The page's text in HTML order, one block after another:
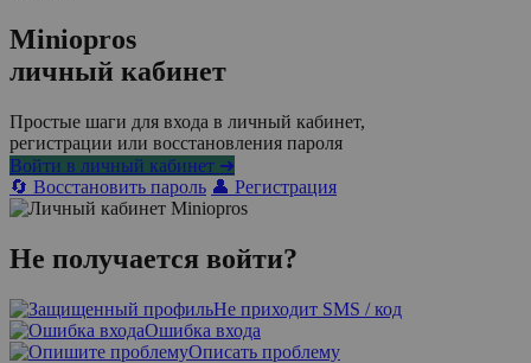
Miniopros
личный кабинет
Простые шаги для входа в личный кабинет,
регистрации или восстановления пароля
Войти в личный кабинет ➜
🔄 Восстановить пароль 👤 Регистрация
Не получается войти?
Не приходит SMS / код
Ошибка входа
Описать проблему